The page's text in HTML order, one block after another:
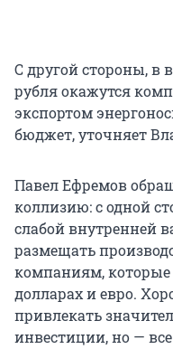
С другой стороны, в
рубля окажутся
экспортом
бюджет, уточняет
Павел Ефремов
коллизию: с одной
слабой внутренней
размещать
компаниям, которые
долларах и евро.
привлекать
инвестиции, но —